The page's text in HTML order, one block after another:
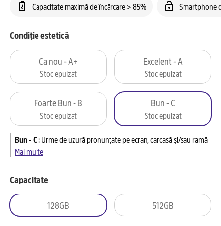
Capacitate maximă de încărcare > 85% Smartphone
Condiție estetică
Ca nou - A+
Stoc epuizat
Excelent - A
Stoc epuizat
Foarte Bun - B
Stoc epuizat
Bun - C
Stoc epuizat
Bun - C:Urme de uzură pronunțate pe ecran, carcasă și/sau ramă
Mai multe
Capacitate
128GB 512GB